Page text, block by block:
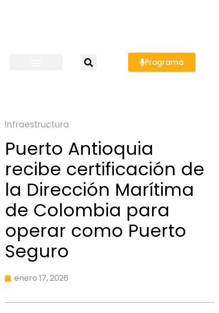
Programa
Infraestructura
Puerto Antioquia
recibe certificación de
la Dirección Marítima
de Colombia para
operar como Puerto
Seguro
enero 17, 2026